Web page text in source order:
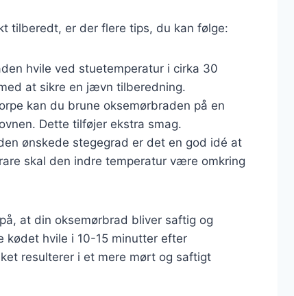
tilberedt, er der flere tips, du kan følge:
hvile ved stuetemperatur i cirka 30
at sikre en jævn tilberedning.
kan du brune oksemørbraden på en
Dette tilføjer ekstra smag.
ønskede stegegrad er det en god idé at
skal den indre temperatur være omkring
at din oksemørbrad bliver saftig og
kødet hvile i 10-15 minutter efter
resulterer i et mere mørt og saftigt